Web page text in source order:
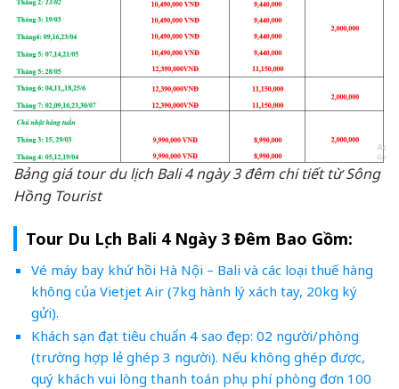
Bảng giá tour du lịch Bali 4 ngày 3 đêm chi tiết từ Sông
Hồng Tourist
Tour Du Lịch Bali 4 Ngày 3 Đêm Bao Gồm:
Vé máy bay khứ hồi Hà Nội – Bali và các loại thuế hàng
không của Vietjet Air (7kg hành lý xách tay, 20kg ký
gửi).
Khách sạn đạt tiêu chuẩn 4 sao đẹp: 02 người/phòng
(trường hợp lẻ ghép 3 người). Nếu không ghép được,
quý khách vui lòng thanh toán phụ phí phòng đơn 100